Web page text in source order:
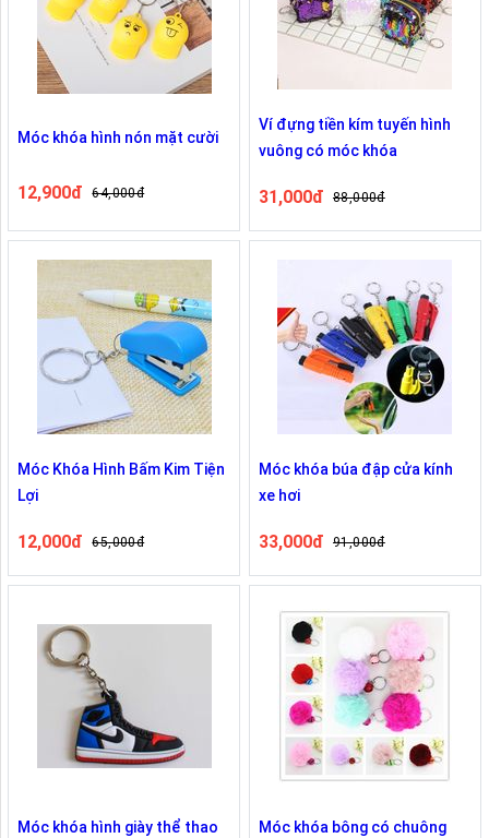
Móc khóa hình nón mặt cười
12,900đ 64,000đ
Ví đựng tiền kím tuyến hình
vuông có móc khóa
31,000đ 88,000đ
Móc Khóa Hình Bấm Kim Tiện
Lợi
12,000đ 65,000đ
Móc khóa búa đập cửa kính
xe hơi
33,000đ 91,000đ
Móc khóa hình giày thể thao Móc khóa bông có chuông